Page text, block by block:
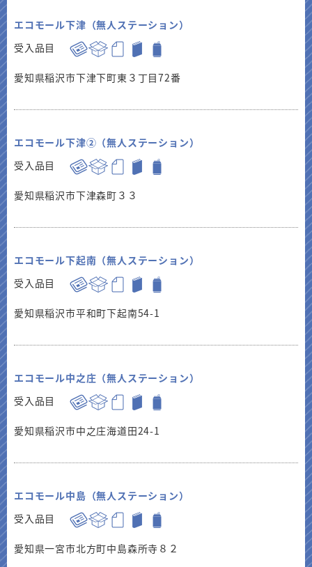
エコモール下津（無人ステーション）
受入品目
愛知県稲沢市下津下町東３丁目72番
エコモール下津②（無人ステーション）
受入品目
愛知県稲沢市下津森町３３
エコモール下起南（無人ステーション）
受入品目
愛知県稲沢市平和町下起南54-1
エコモール中之庄（無人ステーション）
受入品目
愛知県稲沢市中之庄海道田24-1
エコモール中島（無人ステーション）
受入品目
愛知県一宮市北方町中島森所寺８２